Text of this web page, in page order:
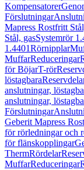
Kompensatorer
Förslutningar
Mapress Rostfritt
Stål, gasSystemrör
1.4401Rörnipplar
MuffarReduceringar
för BöjarT-rör
löstagbara
anslutningar,
anslutningar,
Förslutningar
Geberit Mapress
för rörledningar och
för flänskopplingar
ThermRördelar
MuffarReduceringar